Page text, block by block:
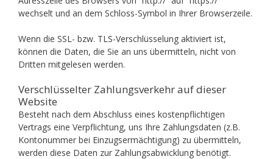
wechselt und an dem Schloss-Symbol in Ihrer Browserzeile.
Wenn die SSL- bzw. TLS-Verschlüsselung aktiviert ist,
können die Daten, die Sie an uns übermitteln, nicht von
Dritten mitgelesen werden.
Verschlüsselter Zahlungsverkehr auf dieser
Website
Besteht nach dem Abschluss eines kostenpflichtigen
Vertrags eine Verpflichtung, uns Ihre Zahlungsdaten (z.B.
Kontonummer bei Einzugsermächtigung) zu übermitteln,
werden diese Daten zur Zahlungsabwicklung benötigt.